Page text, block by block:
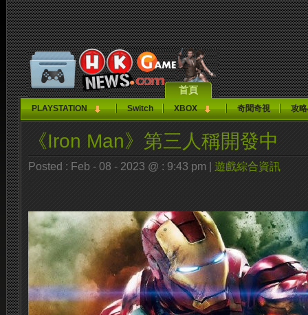
首頁
PLAYSTATION Switch XBOX 奇聞奇視 攻
《Iron Man》第三人稱開發中
Posted : Feb - 08 - 2023 @ : 9:43 pm | 遊戲綜合資訊